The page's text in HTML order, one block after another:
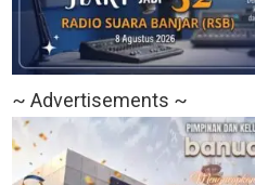
~ Advertisements ~